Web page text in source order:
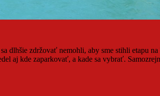
dlhšie zdržovať nemohli, aby sme stihli etapu
aj kde zaparkovať, a kade sa vybrať.